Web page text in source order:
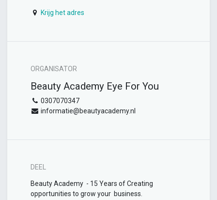
Krijg het adres
ORGANISATOR
Beauty Academy Eye For You
0307070347
informatie@beautyacademy.nl
DEEL
Beauty Academy - 15 Years of Creating
opportunities to grow your business.